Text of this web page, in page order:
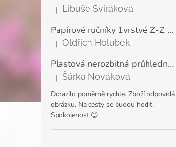
Hodnocení produktu je 5 z 5 hvězdiček.
| Libuše Svíráková
Papírové ručníky 1vrstvé Z-Z zelené LINTEO ECONOMY 23x25 cm (200 ks)
Hodnocení produktu je 5 z 5 hvězdiček.
| Oldřich Holubek
Plastová nerozbitná průhledná sklenice na šampaňské a prosecco VERONA 180 ml
Hodnocení produktu je 5 z 5 hvězdiček.
| Šárka Nováková
Dorazilo poměrně rychle. Zboží odpovídá
obrázku. Na cesty se budou hodit.
Spokojenost 😊